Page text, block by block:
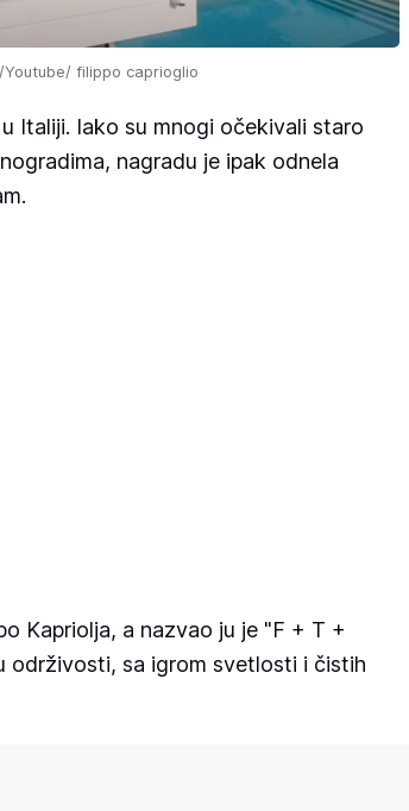
filippo caprioglio
u Italiji. Iako su mnogi očekivali staro
nagradu je ipak odnela
Kapriolja, a nazvao ju je "F + T +
održivosti, sa igrom svetlosti i čistih